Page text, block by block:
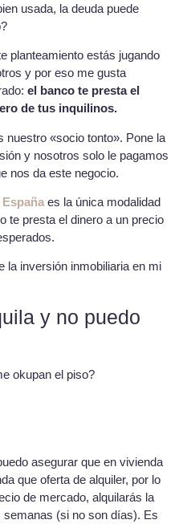
usada, la deuda puede
planteamiento estás jugando
y por eso me gusta
el banco te presta el
de tus inquilinos.
nuestro «socio tonto». Pone la
y nosotros solo le pagamos
nos da este negocio.
es la única modalidad
te presta el dinero a un precio
la inversión inmobiliaria en mi
y no puedo
okupan el piso?
asegurar que en vivienda
que oferta de alquiler, por lo
de mercado, alquilarás la
(si no son días). Es